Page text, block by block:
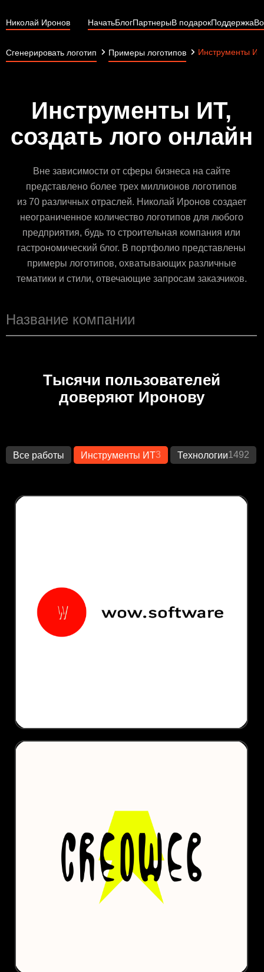
Николай Иронов НачатьБлогПартнерыВ подарокПоддержка
Сгенерировать логотип Примеры логотипов Инструменты ИТ
Инструменты ИТ,
создать лого онлайн
Вне зависимости от сферы бизнеса на сайте
представлено более трех миллионов логотипов
из 70 различных отраслей. Николай Иронов создает
неограниченное количество логотипов для любого
предприятия, будь то строительная компания или
гастрономический блог. В портфолио представлены
примеры логотипов, охватывающих различные
тематики и стили, отвечающие запросам заказчиков.
Тысячи пользователей
доверяют Иронову
Все работы Инструменты ИТ3 Технологии1492